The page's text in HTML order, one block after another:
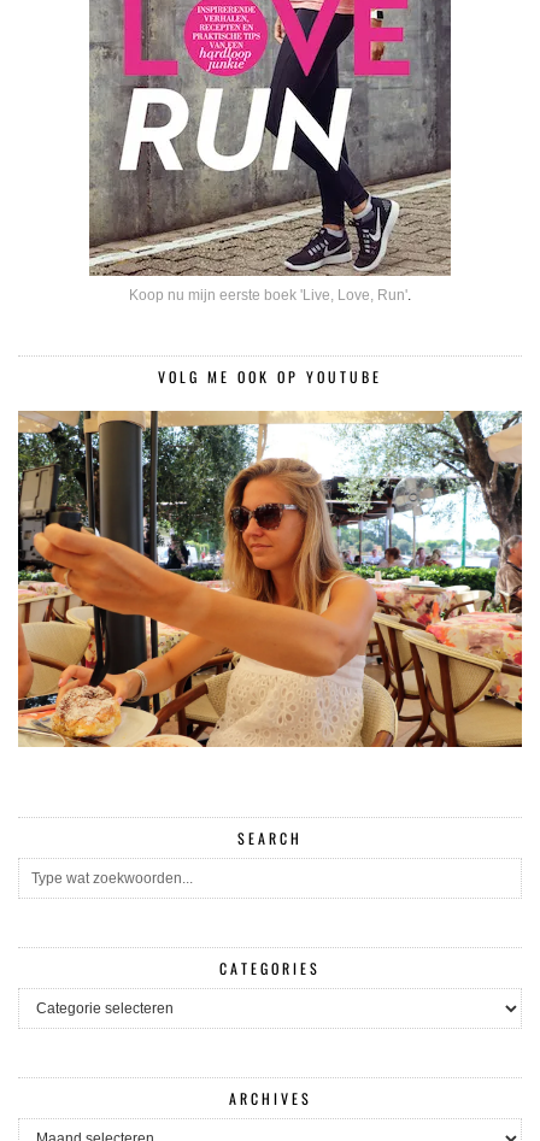
Koop nu mijn eerste boek 'Live, Love, Run'.
VOLG ME OOK OP YOUTUBE
SEARCH
CATEGORIES
CATEGORIES
ARCHIVES
ARCHIVES